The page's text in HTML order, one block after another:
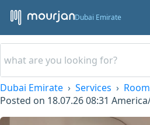
Dubai Emirate
Dubai Emirate Services
Posted on 18.07.26 08:31